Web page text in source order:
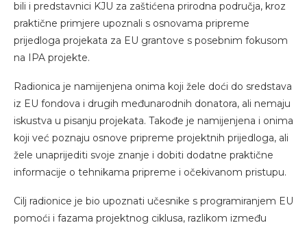
bili i predstavnici KJU za zaštićena prirodna područja, kroz
praktične primjere upoznali s osnovama pripreme
prijedloga projekata za EU grantove s posebnim fokusom
na IPA projekte.
Radionica je namijenjena onima koji žele doći do sredstava
iz EU fondova i drugih međunarodnih donatora, ali nemaju
iskustva u pisanju projekata. Takođe je namijenjena i onima
koji već poznaju osnove pripreme projektnih prijedloga, ali
žele unaprijediti svoje znanje i dobiti dodatne praktične
informacije o tehnikama pripreme i očekivanom pristupu.
Cilj radionice je bio upoznati učesnike s programiranjem EU
pomoći i fazama projektnog ciklusa, razlikom između